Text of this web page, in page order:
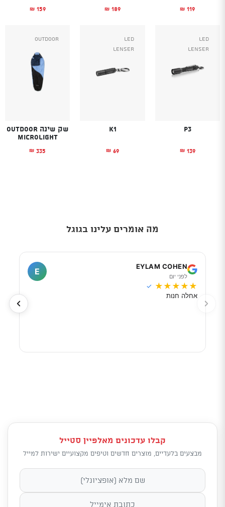
₪ 119
₪ 189
₪ 159
Led
Lenser
P3
₪ 139
Led
Lenser
K1
₪ 69
Outdoor
שק שינה OUTDOOR
Microlight
₪ 335
מה אומרים עלינו בגוגל
EYLAM COHEN
לפני יום
E
★
★
★
★
★
✓
אחלה חנות
קבלו עדכונים מאלפיין סטייל
מבצעים בלעדיים, מוצרים חדשים וטיפים מקצועיים ישירות למייל